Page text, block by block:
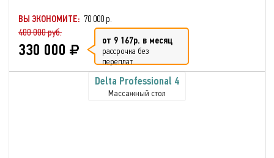
ВЫ ЭКОНОМИТЕ: 70 000 р.
400 000 руб.
330 000 от 9 167р. в месяц
рассрочка без
переплат
Delta Professional 4
Массажный стол